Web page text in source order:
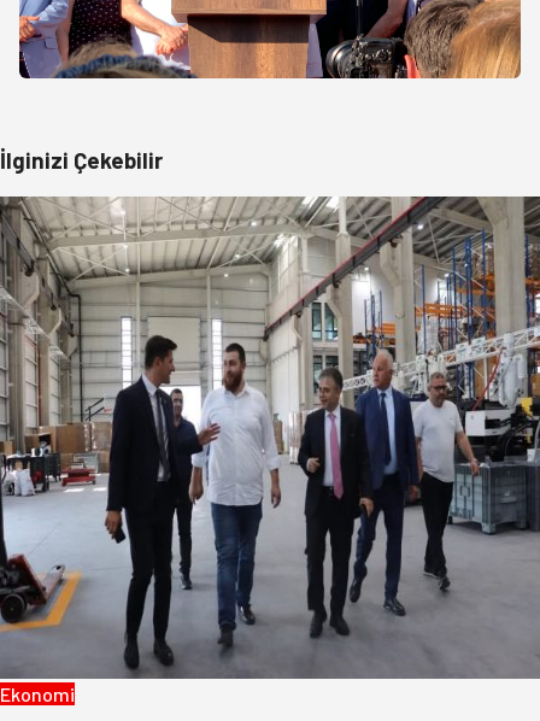
İlginizi Çekebilir
Ekonomi